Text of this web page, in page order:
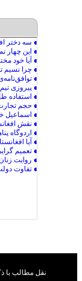
نقل مطالب با